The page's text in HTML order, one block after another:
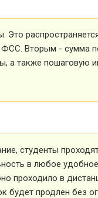
Вторым - сумма
а также пошаговую
студенты
в любое
проходило в
будет продлен без